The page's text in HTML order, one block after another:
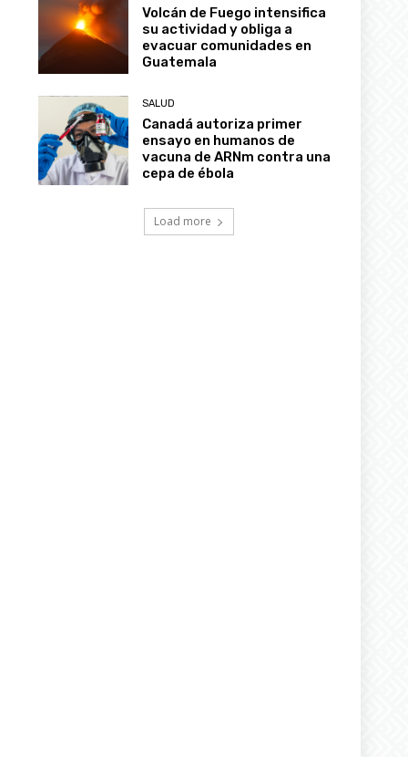
Volcán de Fuego intensifica
su actividad y obliga a
evacuar comunidades en
Guatemala
SALUD
Canadá autoriza primer
ensayo en humanos de
vacuna de ARNm contra una
cepa de ébola
Load more